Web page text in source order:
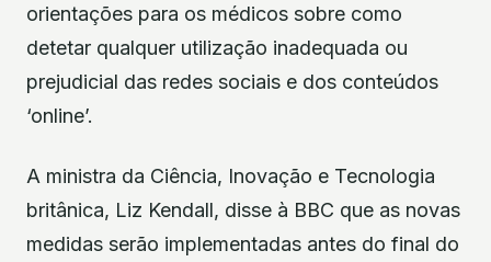
orientações para os médicos sobre como
detetar qualquer utilização inadequada ou
prejudicial das redes sociais e dos conteúdos
‘online’.
A ministra da Ciência, Inovação e Tecnologia
britânica, Liz Kendall, disse à BBC que as novas
medidas serão implementadas antes do final do